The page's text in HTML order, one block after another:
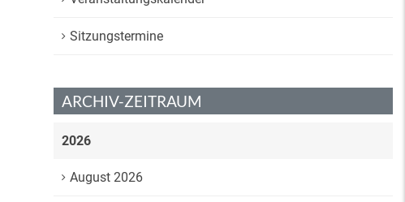
Sitzungstermine
ARCHIV-ZEITRAUM
2026
August 2026